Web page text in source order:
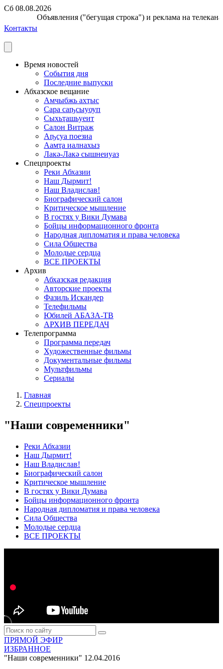
Сб 08.08.2026
Объявления ("бегущая строка") и реклама на
Контакты
Время новостей
События дня
Последние выпуски
Абхазское вещание
Амчыбжь ахҭыс
Сара саҧсыуоуп
Сыхьҭашьуеит
Салон Витраж
Аҧсуа поезиа
Аамҭа иалнахыз
Лакә-Лакә сышнеиуаз
Спецпроекты
Реки Абхазии
Наш Дырмит!
Наш Владислав!
Биографический салон
Критическое мышление
В гостях у Вики Думава
Бойцы информационного фронта
Народная дипломатия и права человека
Сила Общества
Молодые сердца
ВСЕ ПРОЕКТЫ
Архив
Абхазская редакция
Авторские проекты
Фазиль Искандер
Телефильмы
Юбилей АБАЗА-ТВ
АРХИВ ПЕРЕДАЧ
Телепрограмма
Программа передач
Художественные фильмы
Документальные фильмы
Мультфильмы
Сериалы
Главная
Спецпроекты
"Наши современники"
Реки Абхазии
Наш Дырмит!
Наш Владислав!
Биографический салон
Критическое мышление
В гостях у Вики Думава
Бойцы информационного фронта
Народная дипломатия и права человека
Сила Общества
Молодые сердца
ВСЕ ПРОЕКТЫ
ПРЯМОЙ ЭФИР
ИЗБРАННОЕ
"Наши современники" 12.04.2016